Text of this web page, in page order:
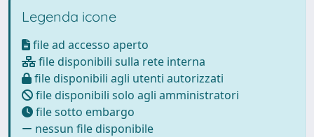
Legenda icone
file ad accesso aperto
file disponibili sulla rete interna
file disponibili agli utenti autorizzati
file disponibili solo agli amministratori
file sotto embargo
nessun file disponibile